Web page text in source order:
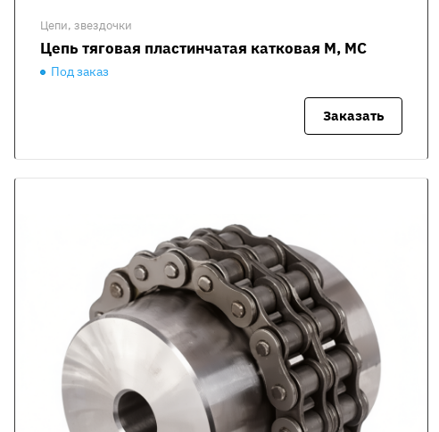
Цепи, звездочки
Цепь тяговая пластинчатая катковая М, МС
Под заказ
Заказать